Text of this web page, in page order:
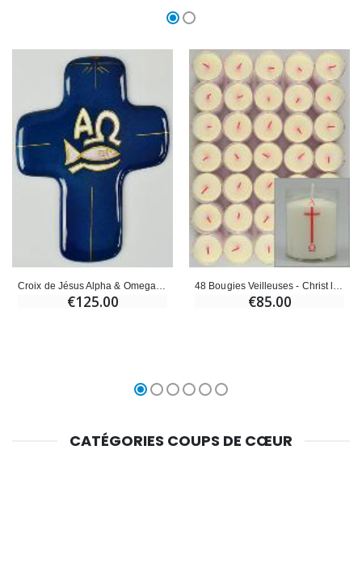
€125.00 €85.00
CATÉGORIES COUPS DE CŒUR